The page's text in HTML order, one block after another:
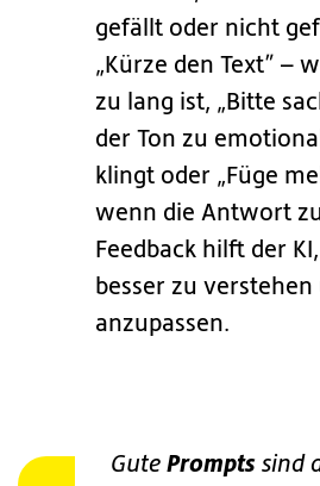
gefällt oder nicht
„Kürze den Text” –
zu lang ist, „Bitte
der Ton zu
klingt oder „Füge
wenn die Antwort
Feedback hilft der
besser zu verstehen
anzupassen.
Gute Prompts sind